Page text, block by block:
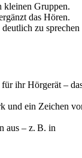
kleinen Gruppen.
das Hören.
zu sprechen
ihr Hörgerät –
und ein Zeichen
aus – z. B. in